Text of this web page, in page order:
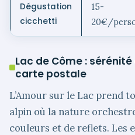
Dégustation
cicchetti
15-
20€/
Lac de Côme :
carte postale
L’Amour sur le Lac prend
alpin où la nature
couleurs et de reflets. Les